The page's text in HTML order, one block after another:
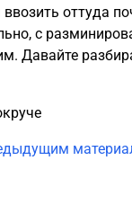
оттуда
с
Давайте